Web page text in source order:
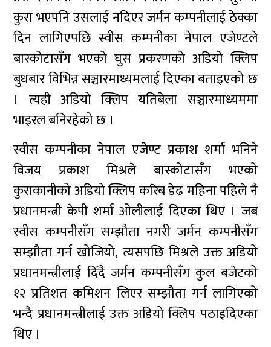
कुरा भएपनि उसलाई नदिएर जर्मन कम्पनीलाई ठेक्का
दिन लागिएपछि स्वीस कम्पनीका नेपाल एजेण्टले
बास्कोटासँग भएको घुस प्रकरणको अडियो क्लिप
बुधबार विभिन्न सञ्चारमाध्यमलाई दिएका बताइएको छ
। त्यही अडियो क्लिप यतिबेला सञ्चारमाध्यममा
भाइरल बनिरहेको छ ।
स्वीस कम्पनीका नेपाल एजेण्ट प्रकाश शर्मा भनिने
विजय प्रकाश मिश्रले बास्कोटासँग भएको
कुराकानीको अडियो क्लिप करिब डेढ महिना पहिले नै
प्रधानमन्त्री केपी शर्मा ओलीलाई दिएका थिए । जब
स्वीस कम्पनीसँग सम्झौता नगरी जर्मन कम्पनीसँग
सम्झौता गर्न खोजियो, त्यसपछि मिश्रले उक्त अडियो
प्रधानमन्त्रीलाई दिँदै जर्मन कम्पनीसँग कुल बजेटको
१२ प्रतिशत कमिशन लिएर सम्झौता गर्न लागिएको
भन्दै प्रधानमन्त्रीलाई उक्त अडियो क्लिप पठाइदिएका
थिए ।